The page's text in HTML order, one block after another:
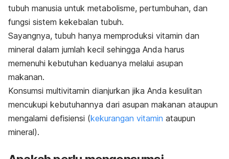
tubuh manusia untuk metabolisme, pertumbuhan, dan
fungsi sistem kekebalan tubuh.
Sayangnya, tubuh hanya memproduksi vitamin dan
mineral dalam jumlah kecil sehingga Anda harus
memenuhi kebutuhan keduanya melalui asupan
makanan.
Konsumsi multivitamin dianjurkan jika Anda kesulitan
mencukupi kebutuhannya dari asupan makanan ataupun
mengalami defisiensi (kekurangan vitamin ataupun
mineral).